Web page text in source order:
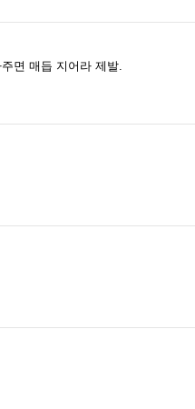
면 매듭 지어라 제발.